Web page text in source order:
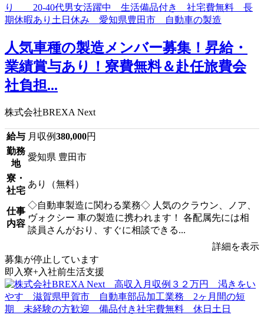
人気車種の製造メンバー募集！昇給・
業績賞与あり！寮費無料＆赴任旅費会
社負担...
株式会社BREXA Next
給与 月収例380,000円
勤務
地
愛知県 豊田市
寮・
社宅
あり（無料）
仕事
内容
◇自動車製造に関わる業務◇ 人気のクラウン、ノア、
ヴォクシー 車の製造に携われます！ 各配属先には相
談員さんがおり、すぐに相談できる...
詳細を表示
募集が停止しています
即入寮+入社前生活支援